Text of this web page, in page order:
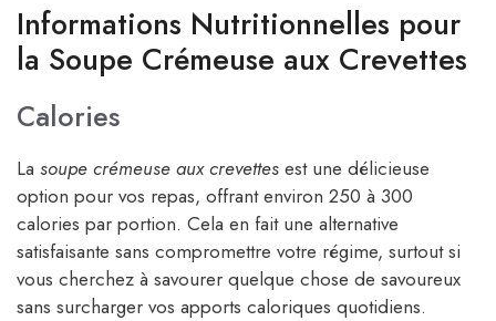
Informations Nutritionnelles pour
la Soupe Crémeuse aux Crevettes
Calories
La soupe crémeuse aux crevettes est une délicieuse
option pour vos repas, offrant environ 250 à 300
calories par portion. Cela en fait une alternative
satisfaisante sans compromettre votre régime, surtout si
vous cherchez à savourer quelque chose de savoureux
sans surcharger vos apports caloriques quotidiens.